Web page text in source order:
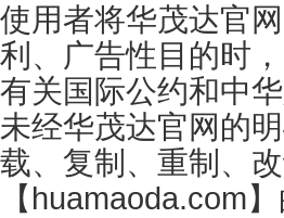
使用者将华茂达官
利、广告性目的时
有关国际公约和中
未经华茂达官网的
载、复制、重制、
【huamaoda.com